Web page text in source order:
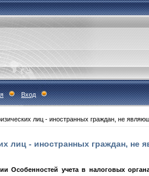
Вход
лиц - иностранных граждан, не
лиц - иностранных граждан,
Особенностей учета в налоговых